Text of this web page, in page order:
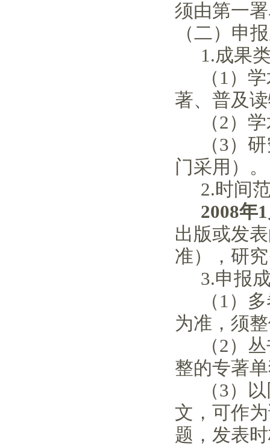
须由第一
（二）申
1.成果
（1）
著、普及
（2）
（3）
门采用）。
2.时间
2008年
出版或发
准），研
3.申报
（1）
为准，须
（2）
整的专著
（3）
文，可作
题，发表